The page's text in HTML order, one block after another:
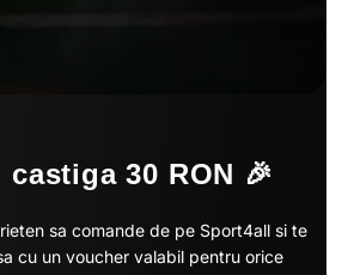
30 RON 🎉
sa comande de pe Sport4all si te
cu un voucher valabil pentru orice